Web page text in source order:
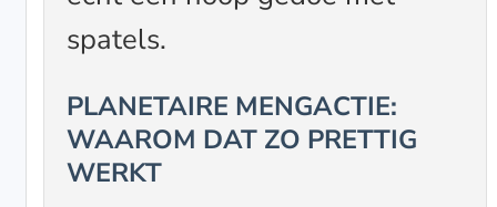
spatels.
PLANETAIRE MENGACTIE:
WAAROM DAT ZO PRETTIG
WERKT